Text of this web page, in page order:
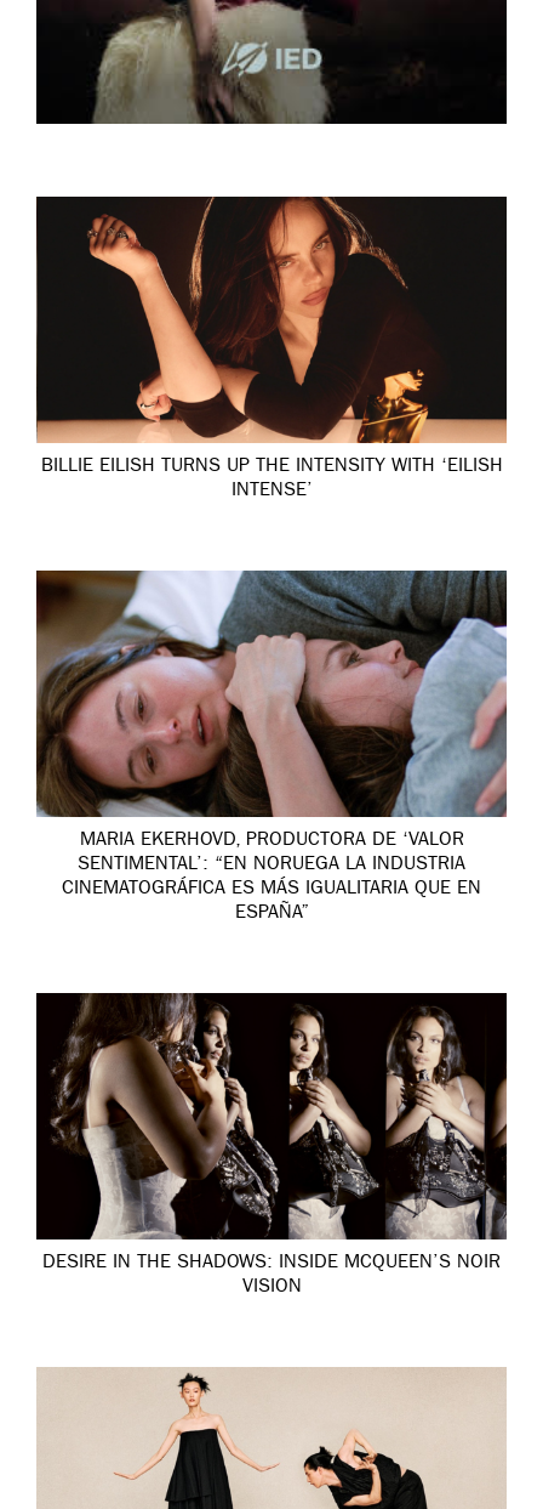
BILLIE EILISH TURNS UP THE INTENSITY WITH ‘EILISH
INTENSE’
MARIA EKERHOVD, PRODUCTORA DE ‘VALOR
SENTIMENTAL’: “EN NORUEGA LA INDUSTRIA
CINEMATOGRÁFICA ES MÁS IGUALITARIA QUE EN
ESPAÑA”
DESIRE IN THE SHADOWS: INSIDE MCQUEEN’S NOIR
VISION